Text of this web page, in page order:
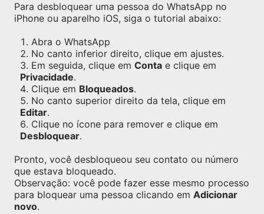
Para desbloquear uma pessoa do WhatsApp no
iPhone ou aparelho iOS, siga o tutorial abaixo:
Abra o WhatsApp
No canto inferior direito, clique em ajustes.
Em seguida, clique em Conta e clique em
Privacidade.
Clique em Bloqueados.
No canto superior direito da tela, clique em
Editar.
Clique no ícone para remover e clique em
Desbloquear.
Pronto, você desbloqueou seu contato ou número
que estava bloqueado.
Observação: você pode fazer esse mesmo processo
para bloquear uma pessoa clicando em Adicionar
novo.